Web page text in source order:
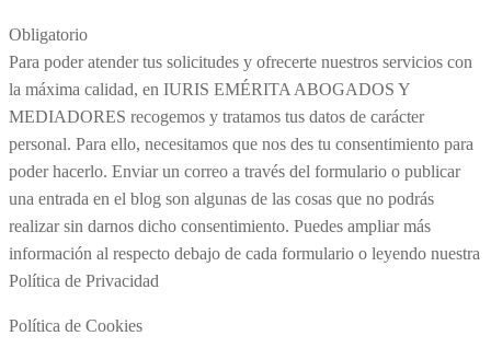
Obligatorio
Para poder atender tus solicitudes y ofrecerte nuestros servicios con
la máxima calidad, en IURIS EMÉRITA ABOGADOS Y
MEDIADORES recogemos y tratamos tus datos de carácter
personal. Para ello, necesitamos que nos des tu consentimiento para
poder hacerlo. Enviar un correo a través del formulario o publicar
una entrada en el blog son algunas de las cosas que no podrás
realizar sin darnos dicho consentimiento. Puedes ampliar más
información al respecto debajo de cada formulario o leyendo nuestra
Política de Privacidad
Política de Cookies